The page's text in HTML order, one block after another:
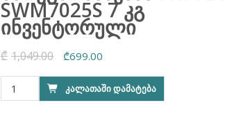
SWM7025S 7 კგ
ინვენტორული
₾ 1,049.00
Original
price
was:
₾699.00
price
is:
რაოდენობა:
სარეცხი
ᲙᲐᲚᲐᲗᲐᲨᲘ ᲓᲐᲛᲐᲢᲔᲑᲐ